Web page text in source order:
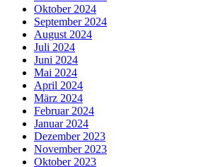
Oktober 2024
September 2024
August 2024
Juli 2024
Juni 2024
Mai 2024
April 2024
März 2024
Februar 2024
Januar 2024
Dezember 2023
November 2023
Oktober 2023